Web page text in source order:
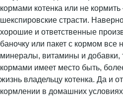
кормами котенка или не кормить
шекспировские страсти.
хорошие и ответственные
баночку или пакет с кормом
минералы, витамины и добавки,
кормами имеет место быть,
жизнь владельцу котенка. Да и
кормлении в домашних